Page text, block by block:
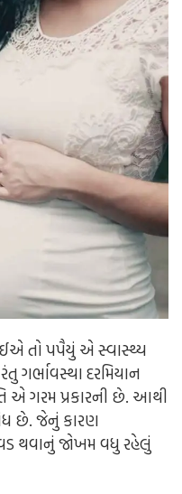
તો પપૈયું એ સ્વાસ્થ્ય
દરમિયાન
એ ગરમ પ્રકારની છે. આથી
છે. જેનું કારણ
થવાનું જોખમ વધુ રહેલું